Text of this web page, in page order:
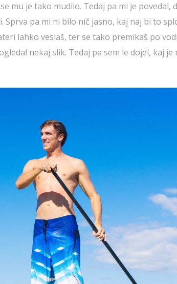
mu je tako mudilo. Tedaj pa mi je povedal,
Sprva pa mi ni bilo nič jasno, kaj naj bi to
lahko veslaš, ter se tako premikaš po
nekaj slik. Tedaj pa sem le dojel, kaj je